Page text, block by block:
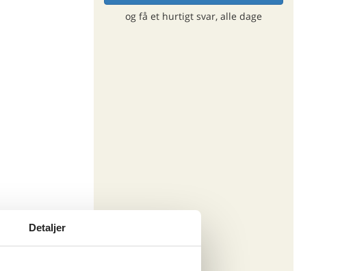
og få et hurtigt svar, alle dage
Detaljer